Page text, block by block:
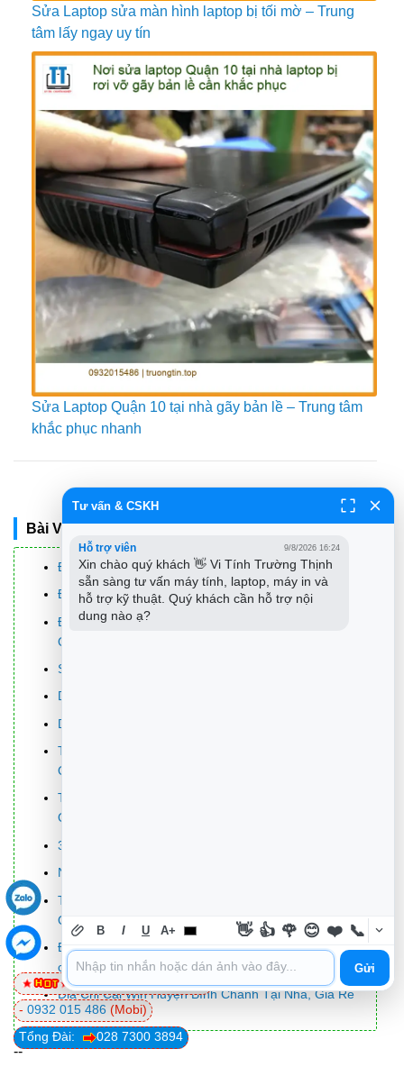
Sửa Laptop sửa màn hình laptop bị tối mờ – Trung
tâm lấy ngay uy tín
Sửa Laptop Quận 10 tại nhà gãy bản lề – Trung tâm
khắc phục nhanh
Bài Viết Khác
Địa Chỉ Sửa Laptop Quận 3 – Sửa Nhanh Giá Rẻ
Địa Chỉ Vệ Sinh Máy Tính Quận 3 – Dịch Vụ Giá Rẻ
Địa Chỉ Cài Win Quận 3 – Cài Đặt PC Laptop Tại Nhà
Q3
Sửa Wifi Tại Nhà Quận 4
Dịch Vụ Cài Lại Windows 7,8,10 Tận Nhà Quận 4
Dịch Vụ Cài Lại Windows 7,8,10 Tận Nhà Quận 3
Tuyển Thợ Sửa Máy Tính – Thợ Sửa Máy In Tại
Quận 4 Lương Trên 10tr
Tuyển Thợ Sửa Máy Tính – Thợ Sửa Máy In Tại
Quận 3
3 cách chuyển đổi file PRC sang PDF
Những tuyệt chiêu tăng tốc Firefox đơn giản nhất
Top 10 Đơn Vị Lắp Đặt Camera Quan Sát Nhà Kho Ở
Quận 6
Đánh giá Xiaomi AX1800: Router WiFi 6 giá cả phải
chăng
Địa Chỉ Cài Win Huyện Bình Chánh Tại Nhà, Giá Rẻ
--
Tổng Đài: 028 7300 3894
- 0932 015 486 (Mobi)
0981 81 32 72(Viettel)
Tư vấn & CSKH
Hỗ trợ viên 9/8/2026 16:24
Xin chào quý khách 👋 Vi Tính Trường Thịnh
sẵn sàng tư vấn máy tính, laptop, máy in và
hỗ trợ kỹ thuật. Quý khách cần hỗ trợ nội
dung nào ạ?
B I U A+ 👋 👍 🌹 😊 ❤️ 📞
Gửi